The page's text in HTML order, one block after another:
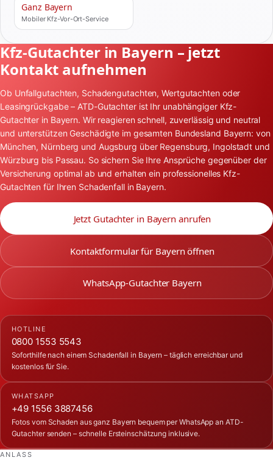
Ganz Bayern
Mobiler Kfz-Vor-Ort-Service
Kfz-Gutachter in Bayern – jetzt
Kontakt aufnehmen
Ob Unfallgutachten, Schadengutachten, Wertgutachten oder
Leasingrückgabe – ATD-Gutachter ist Ihr unabhängiger Kfz-
Gutachter in Bayern. Wir reagieren schnell, zuverlässig und neutral
und unterstützen Geschädigte im gesamten Bundesland Bayern: von
München, Nürnberg und Augsburg über Regensburg, Ingolstadt und
Würzburg bis Passau. So sichern Sie Ihre Ansprüche gegenüber der
Versicherung optimal ab und erhalten ein professionelles Kfz-
Gutachten für Ihren Schadenfall in Bayern.
Jetzt Gutachter in Bayern anrufen
Kontaktformular für Bayern öffnen
WhatsApp-Gutachter Bayern
HOTLINE
0800 1553 5543
Soforthilfe nach einem Schadenfall in Bayern – täglich erreichbar und
kostenlos für Sie.
WHATSAPP
+49 1556 3887456
Fotos vom Schaden aus ganz Bayern bequem per WhatsApp an ATD-
Gutachter senden – schnelle Ersteinschätzung inklusive.
ANLASS